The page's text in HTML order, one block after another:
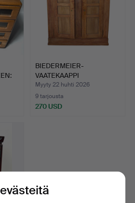
BIEDERMEIER-
VAATEKAAPPI
KIRSIIKKAPUUTA.
Myyty 22 huhti 2026
9 tarjousta
270 USD